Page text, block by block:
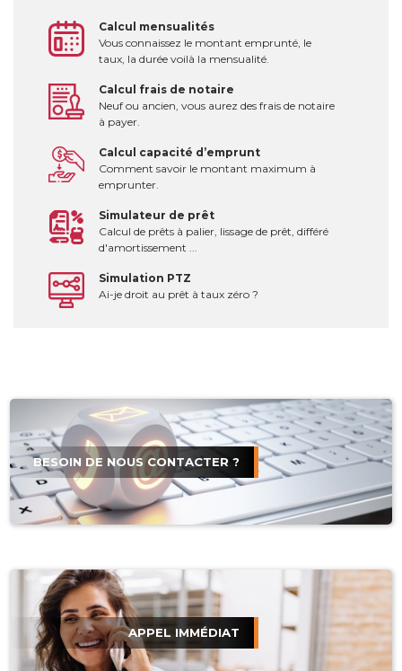
Calcul mensualités
Vous connaissez le montant emprunté, le
taux, la durée voilà la mensualité.
Calcul frais de notaire
Neuf ou ancien, vous aurez des frais de notaire
à payer.
Calcul capacité d’emprunt
Comment savoir le montant maximum à
emprunter.
Simulateur de prêt
Calcul de prêts à palier, lissage de prêt, différé
d'amortissement ...
Simulation PTZ
Ai-je droit au prêt à taux zéro ?
BESOIN DE NOUS CONTACTER ?
APPEL IMMÉDIAT